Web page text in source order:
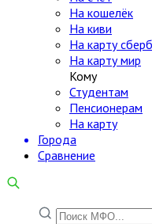
На кошелёк
На киви
На карту
На карту мир
Кому
Студентам
Пенсионерам
На карту
Города
Сравнение